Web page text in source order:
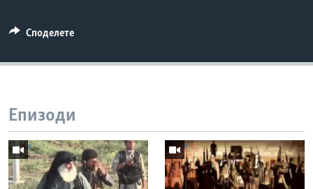
Споделете
Епизоди